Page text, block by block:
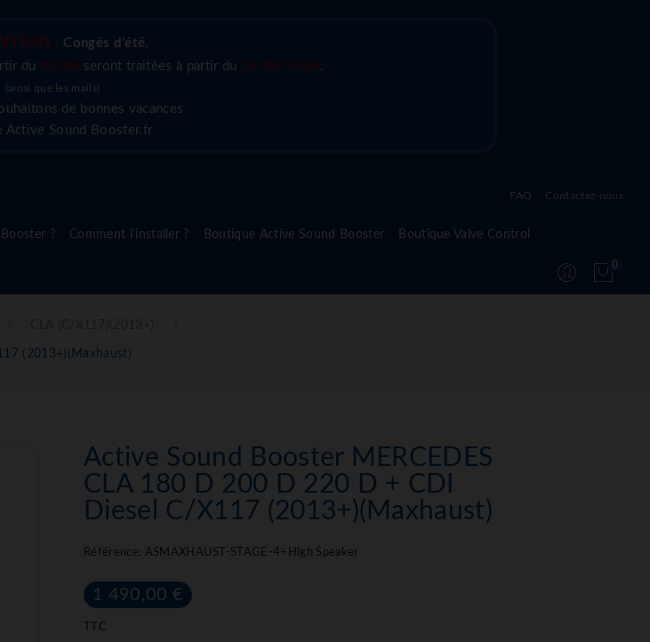
: Congés d'été,
du 03/08 seront traitées à partir du 25/08/2026.
(ainsi que les mails)
de bonnes vacances
Active Sound Booster.fr
FAQ
Questions fréquentes sur l'active valve control
Contactez-nous
? Comment l'installer ? Boutique Active Sound Booster Boutique Valve Control
0
(2013+)(Maxhaust)
Active Sound Booster MERCEDES
CLA 180 D 200 D 220 D + CDI
Diesel C/X117 (2013+)(Maxhaust)
Référence: ASMAXHAUST-STAGE-4+High Speaker
1 490,00 €
TTC